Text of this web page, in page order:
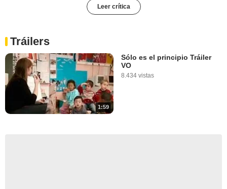
Leer crítica
Tráilers
1:59
Sólo es el principio Tráiler
VO
8.434 vistas